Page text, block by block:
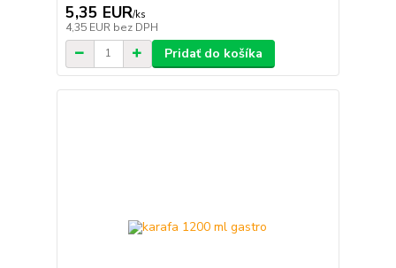
5,35 EUR/ks
4,35 EUR bez DPH
Pridať do košíka